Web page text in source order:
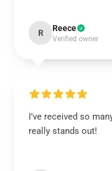
R Reece
Verified owner
I’ve received so
really stands out!